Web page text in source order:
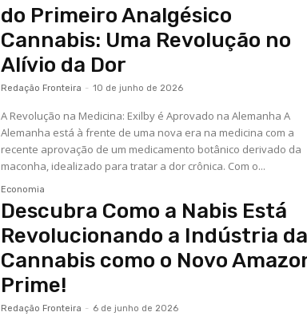
do Primeiro Analgésico
Cannabis: Uma Revolução no
Alívio da Dor
Redação Fronteira - 10 de junho de 2026
A Revolução na Medicina: Exilby é Aprovado na Alemanha A
Alemanha está à frente de uma nova era na medicina com a
recente aprovação de um medicamento botânico derivado da
maconha, idealizado para tratar a dor crônica. Com o...
Economia
Descubra Como a Nabis Está
Revolucionando a Indústria da
Cannabis como o Novo
Prime!
Redação Fronteira - 6 de junho de 2026